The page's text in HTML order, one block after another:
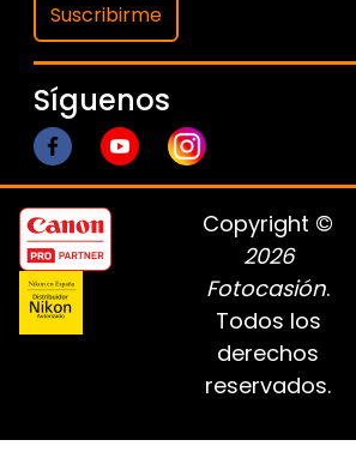
Suscribirme
Síguenos
Copyright ©
2026
Fotocasión.
Todos los
derechos
reservados.